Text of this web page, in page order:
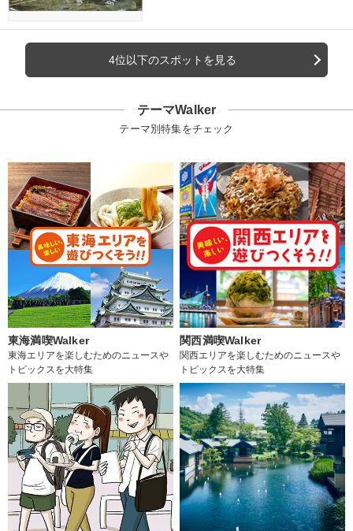
4位以下のスポットを見る
テーマWalker
テーマ別特集をチェック
東海満喫Walker
東海エリアを楽しむためのニュースや
トピックスを大特集
関西満喫Walker
関西エリアを楽しむためのニュースや
トピックスを大特集